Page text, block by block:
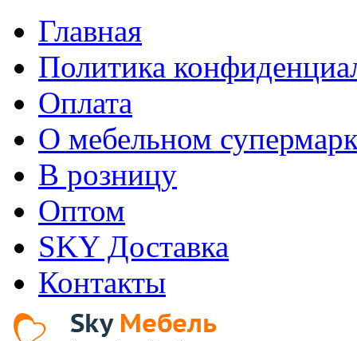
Главная
Политика
Оплата
О мебельном
В розницу
Оптом
SKY Доставка
Контакты